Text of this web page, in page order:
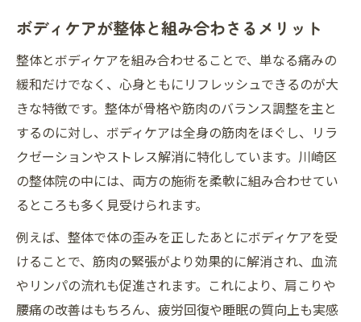
ボディケアが整体と組み合わさるメリット
整体とボディケアを組み合わせることで、単なる痛みの
緩和だけでなく、心身ともにリフレッシュできるのが大
きな特徴です。整体が骨格や筋肉のバランス調整を主と
するのに対し、ボディケアは全身の筋肉をほぐし、リラ
クゼーションやストレス解消に特化しています。川崎区
の整体院の中には、両方の施術を柔軟に組み合わせてい
るところも多く見受けられます。
例えば、整体で体の歪みを正したあとにボディケアを受
けることで、筋肉の緊張がより効果的に解消され、血流
やリンパの流れも促進されます。これにより、肩こりや
腰痛の改善はもちろん、疲労回復や睡眠の質向上も実感